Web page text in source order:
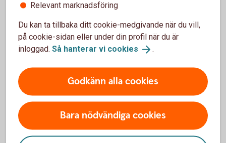
Kaltek Bygg har fått
utmärkelsen Gasellföretag!
Kaltek Bygg är ett familjeföretag utanför Nossebro
som drivs av familjen Kälström. Här har
entreprenörskapet funnit i många år och idag finns
det flera företag inom familjen. Allt startade med
Relevant marknadsföring
Du kan ta tillbaka ditt cookie-medgivande när du vill,
på cookie-sidan eller under din profil när du är
inloggad. Så hanterar vi cookies .
Godkänn alla cookies
Bara nödvändiga cookies